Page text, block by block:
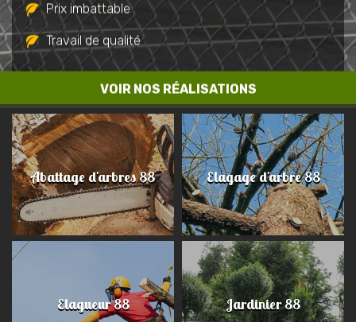
VOIR NOS RÉALISATIONS
Prix imbattable
Travail de qualité
Abattage d'arbres 88 Elagage d'arbre 88
Elagueur 88 Jardinier 88